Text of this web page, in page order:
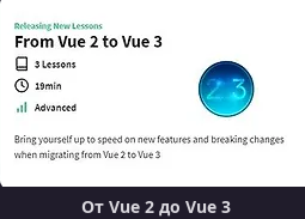
От Vue 2 до Vue 3